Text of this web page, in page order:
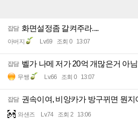
잡담 화면설정좀 갈켜주라....
아버지 Lv.69 조회 0 13:07
잡담 벨가 나메 저가 20억 개많은거 아
무쌩 Lv.66 조회 0 13:07
잡담 권속이여, 비앙카가 방구뀌면 뭔지
와샌즈 Lv.74 조회 2 13:06